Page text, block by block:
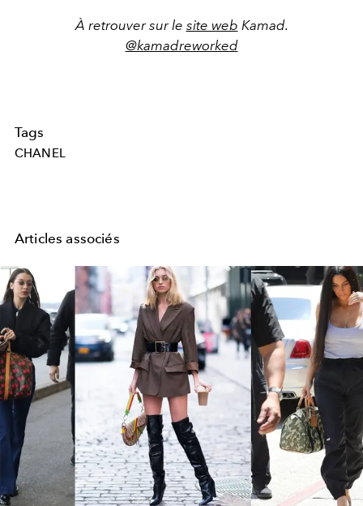
À retrouver sur le site web Kamad.
@kamadreworked
Tags
CHANEL
Articles associés